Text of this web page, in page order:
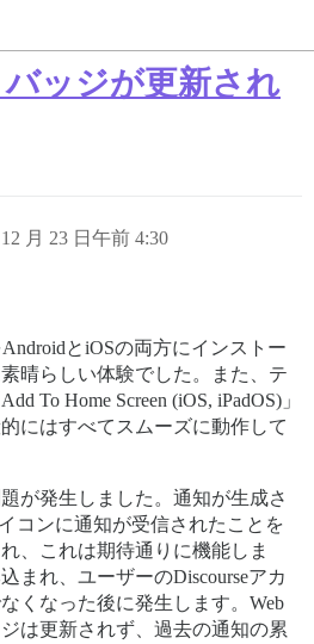
バッジが更新され
月 23 日午前 4:30
とiOSの両方にインストー
晴らしい体験でした。また、テ
To Home Screen (iOS, iPadOS)」
にはすべてスムーズに動作して
が発生しました。通知が生成さ
コンに通知が受信されたことを
、これは期待通りに機能しま
まれ、ユーザーのDiscourseアカ
くなった後に発生します。Web
は更新されず、過去の通知の累